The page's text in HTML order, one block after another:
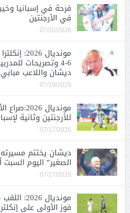
فرحة في إسبانيا
في الأرجنتين
07/20/2026
مونديال
6-4 وتصريحات
ديشان واللاعب مبابي
07/19/2026
مونديال
للأرجنتين وثانية
07/17/2026
ديشان يختتم مسيرته
الصغير” اليوم السبت
07/17/2026
مونديال
فوز الأولى على إنكلترا